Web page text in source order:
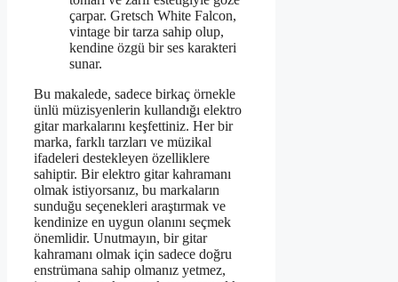
çarpar. Gretsch White Falcon,
vintage bir tarza sahip olup,
kendine özgü bir ses karakteri
sunar.
Bu makalede, sadece birkaç örnekle
ünlü müzisyenlerin kullandığı elektro
gitar markalarını keşfettiniz. Her bir
marka, farklı tarzları ve müzikal
ifadeleri destekleyen özelliklere
sahiptir. Bir elektro gitar kahramanı
olmak istiyorsanız, bu markaların
sunduğu seçenekleri araştırmak ve
kendinize en uygun olanını seçmek
önemlidir. Unutmayın, bir gitar
kahramanı olmak için sadece doğru
enstrümana sahip olmanız yetmez,